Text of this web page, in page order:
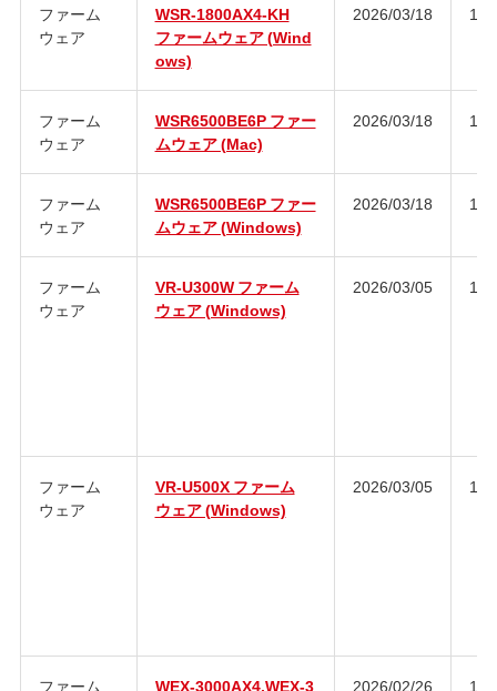
ファーム
ウェア
WSR-1800AX4-KH
ファームウェア (Wind
ows)
2026/03/18
ファーム
ウェア
WSR6500BE6P ファー
ムウェア (Mac)
2026/03/18
ファーム
ウェア
WSR6500BE6P ファー
ムウェア (Windows)
2026/03/18
ファーム
ウェア
VR-U300W ファーム
ウェア (Windows)
2026/03/05
ファーム
ウェア
VR-U500X ファーム
ウェア (Windows)
2026/03/05
ファーム
WEX-3000AX4,WEX-3
2026/02/26